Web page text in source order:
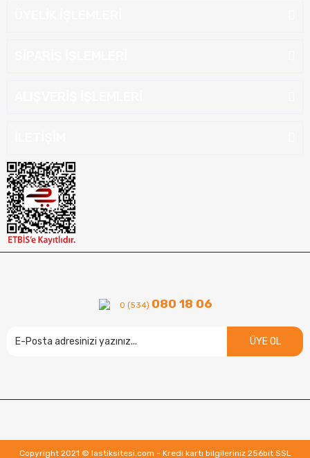
0 (534) 080 18 06
ÜYE OL
Copyright 2021 © lastiksitesi.com - Kredi kartı bilgileriniz 256bit SSL